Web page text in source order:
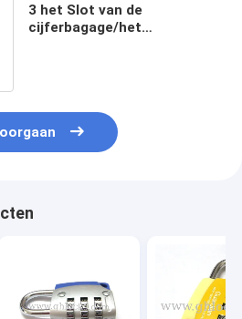
3 het Slot van de
cijferbagage/het